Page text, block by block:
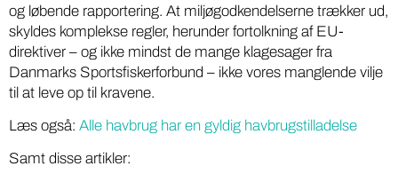
og løbende rapportering. At miljøgodkendelserne trækker ud,
skyldes komplekse regler, herunder fortolkning af EU-
direktiver – og ikke mindst de mange klagesager fra
Danmarks Sportsfiskerforbund – ikke vores manglende vilje
til at leve op til kravene.
Læs også: Alle havbrug har en gyldig havbrugstilladelse
Samt disse artikler: